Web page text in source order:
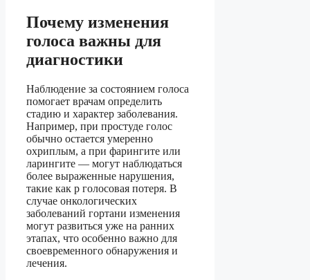
Почему изменения
голоса важны для
диагностики
Наблюдение за состоянием голоса
помогает врачам определить
стадию и характер заболевания.
Например, при простуде голос
обычно остается умеренно
охриплым, а при фарингите или
ларингите — могут наблюдаться
более выраженные нарушения,
такие как р голосовая потеря. В
случае онкологических
заболеваний гортани изменения
могут развиться уже на ранних
этапах, что особенно важно для
своевременного обнаружения и
лечения.